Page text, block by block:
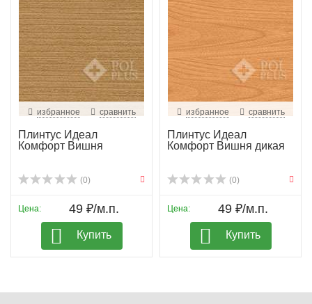
избранное сравнить
Плинтус Идеал
Комфорт Вишня
(0)
Цена: 49 ₽/м.п.
Купить
избранное сравнить
Плинтус Идеал
Комфорт Вишня дикая
(0)
Цена: 49 ₽/м.п.
Купить